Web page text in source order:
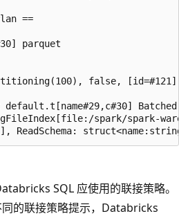
==
parquet
false, [id=#121]
default.t[name#29,c#30]
spark/spark-
SQL 应使用的联接策略。
的联接策略提示，Databricks